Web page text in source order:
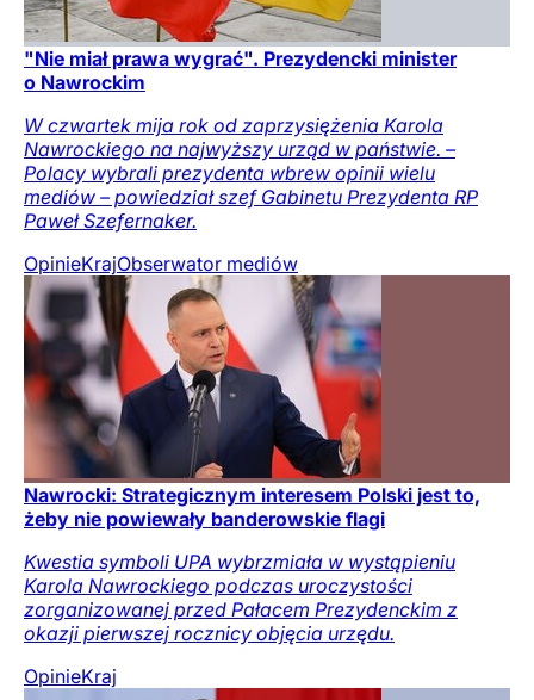
"Nie miał prawa wygrać". Prezydencki minister
o Nawrockim
W czwartek mija rok od zaprzysiężenia Karola
Nawrockiego na najwyższy urząd w państwie. –
Polacy wybrali prezydenta wbrew opinii wielu
mediów – powiedział szef Gabinetu Prezydenta RP
Paweł Szefernaker.
OpinieKrajObserwator mediów
Nawrocki: Strategicznym interesem Polski jest to,
żeby nie powiewały banderowskie flagi
Kwestia symboli UPA wybrzmiała w wystąpieniu
Karola Nawrockiego podczas uroczystości
zorganizowanej przed Pałacem Prezydenckim z
okazji pierwszej rocznicy objęcia urzędu.
OpinieKraj